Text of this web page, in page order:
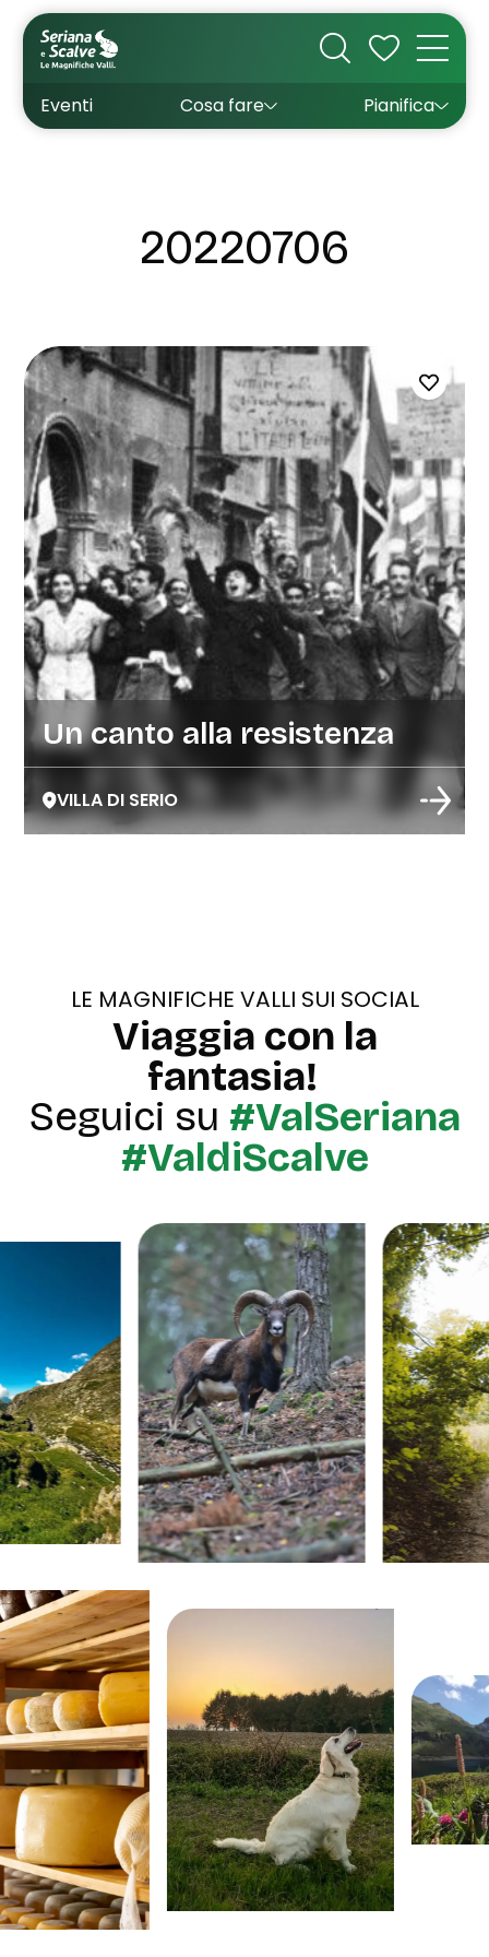
Eventi Cosa fare
Cultura
Outdoor
Pianifica
Dove dormire
Come arrivare
Come muoversi
Wishlist
20220706
Un canto alla resistenza
VILLA DI SERIO
LE MAGNIFICHE VALLI SUI SOCIAL
Viaggia con la
fantasia!
Seguici su #ValSeriana
#ValdiScalve